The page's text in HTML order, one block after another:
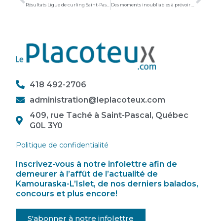
Résultats Ligue de curling Saint-Pascal
418 492-2706
administration@leplacoteux.com
409, rue Taché à Saint-Pascal, Québec
G0L 3Y0
Politique de confidentialité
Inscrivez-vous à notre infolettre afin de
demeurer à l’affût de l’actualité de
Kamouraska-L’Islet, de nos derniers balados,
concours et plus encore!
S'abonner à notre infolettre